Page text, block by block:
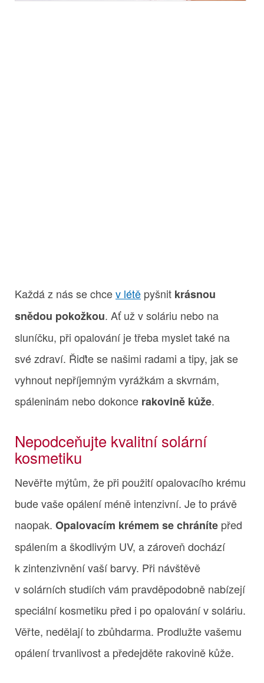
Každá z nás se chcev létě pyšnit krásnou
snědou pokožkou. Ať už v soláriu nebo na
sluníčku, při opalování je třeba myslet také na
své zdraví. Řiďte se našimi radami a tipy, jak se
vyhnout nepříjemným vyrážkám a skvrnám,
spáleninám nebo dokonce rakovině kůže.
Nepodceňujte kvalitní solární
kosmetiku
Nevěřte mýtům, že při použití opalovacího krému
bude vaše opálení méně intenzivní. Je to právě
naopak. Opalovacím krémem se chráníte před
spálením a škodlivým UV, a zároveň dochází
k zintenzivnění vaší barvy. Při návštěvě
v solárních studiích vám pravděpodobně nabízejí
speciální kosmetiku před i po opalování v soláriu.
Věřte, nedělají to zbůhdarma. Prodlužte vašemu
opálení trvanlivost a předejděte rakovině kůže.